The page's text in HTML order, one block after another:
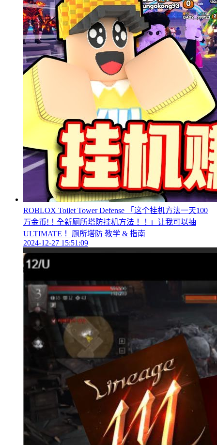
ROBLOX Toilet Tower Defense 「这个挂机方法一天100
万金币!！全新厕所塔防挂机方法！！」让我可以抽
ULTIMATE！ 厕所塔防 教学 & 指南
2024-12-27 15:51:09